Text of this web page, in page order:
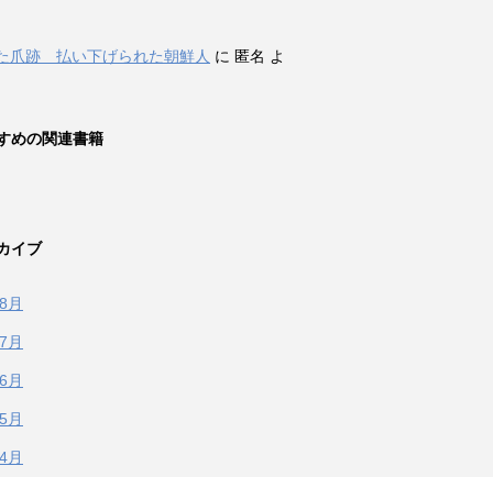
爪跡 払い下げられた朝鮮人 に 匿名 よ
めの関連書籍
イブ
月
月
月
月
月